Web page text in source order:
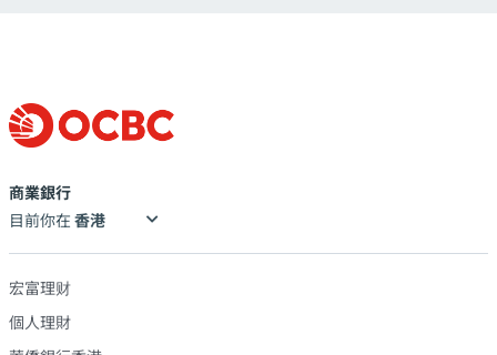
商業銀行
目前你在
宏富理财
個人理財